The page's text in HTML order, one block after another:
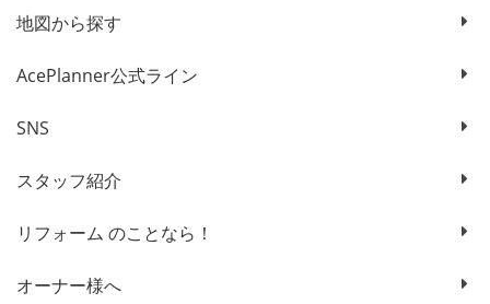
地図から探す
AcePlanner公式ライン
SNS
スタッフ紹介
リフォーム のことなら！
オーナー様へ